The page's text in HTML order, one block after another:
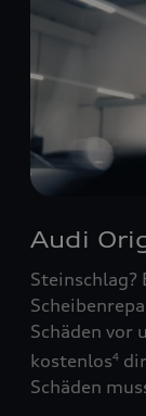
Audi
Steinschlag?
Schäden vor
kostenlos4
Schäden